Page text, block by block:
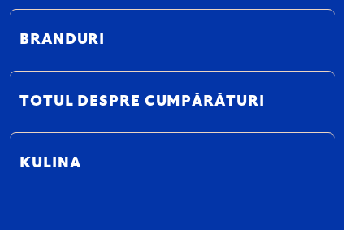
BRANDURI
TOTUL DESPRE CUMPĂRĂTURI
KULINA